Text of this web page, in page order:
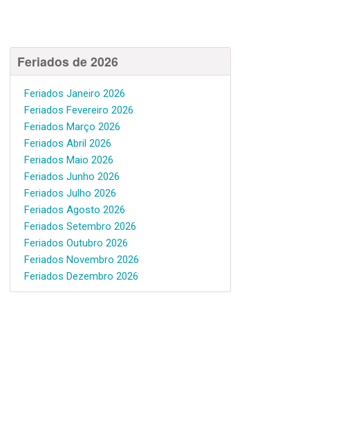
Feriados de 2026
Feriados Janeiro 2026
Feriados Fevereiro 2026
Feriados Março 2026
Feriados Abril 2026
Feriados Maio 2026
Feriados Junho 2026
Feriados Julho 2026
Feriados Agosto 2026
Feriados Setembro 2026
Feriados Outubro 2026
Feriados Novembro 2026
Feriados Dezembro 2026